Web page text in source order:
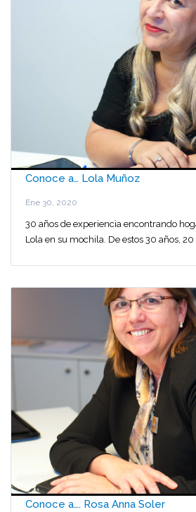
Conoce a… Lola Muñoz
Ene 30, 2020
30 años de experiencia encontrando
Lola en su mochila. De estos 30 años,
Conoce a…. Rosa Anna Soler